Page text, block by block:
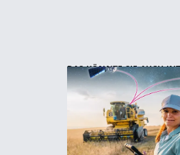
DAS KÖNNTE SIE AUCH